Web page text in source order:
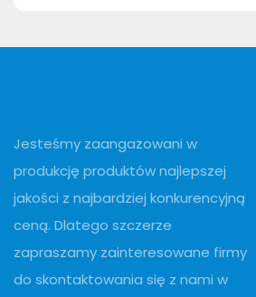
Jesteśmy zaangażowani w
produkcję produktów najlepszej
jakości z najbardziej konkurencyjną
ceną. Dlatego szczerze
zapraszamy zainteresowane firmy
do skontaktowania się z nami w